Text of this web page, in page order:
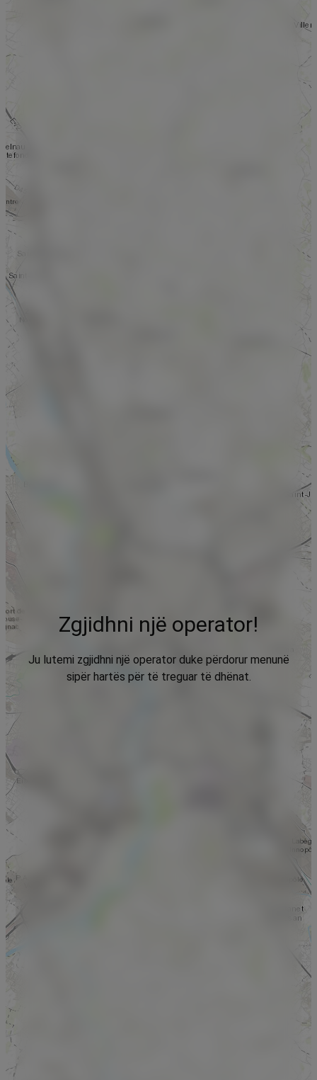
Zgjidhni një operator!
Ju lutemi zgjidhni një operator duke përdorur menunë
sipër hartës për të treguar të dhënat.